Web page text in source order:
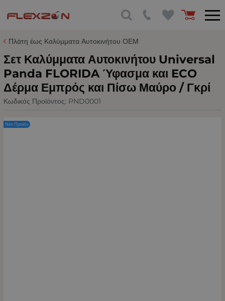
Πλάτη έως Καλύμματα Αυτοκινήτου ΟΕΜ
Σετ Καλύμματα Αυτοκινήτου Universal
Panda FLORIDA Ύφασμα και ECO
Δέρμα Εμπρός και Πίσω Μαύρο / Γκρί
Κωδικός Προϊόντος: PND0001
Νέο Προϊόν